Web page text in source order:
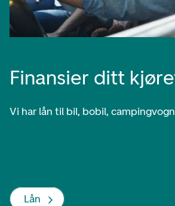
Finansier ditt
Vi har lån til bil, bobil,
Lån